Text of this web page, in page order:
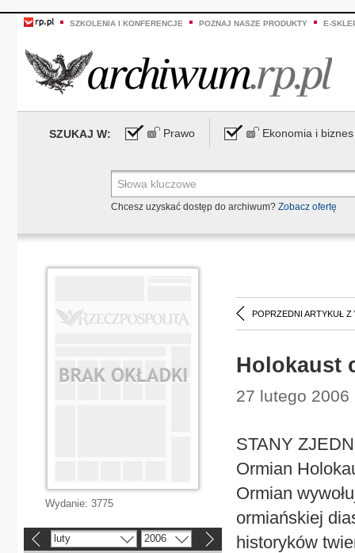
SZKOLENIA I KONFERENCJE POZNAJ NASZE PRODUKTY E-
SZUKAJ W: Prawo Ekonomia i biznes
Chcesz uzyskać dostęp do archiwum? Zobacz ofertę
POPRZEDNI ARTYKUŁ Z
Holokaust
27 lutego 2006
STANY
Ormian
Ormian
ormiańskiej
historyków
Wydanie: 3775
luty 2006